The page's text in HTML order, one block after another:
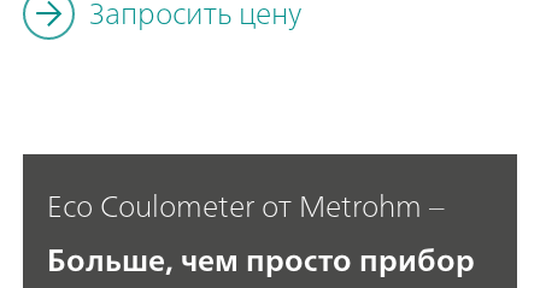
Запросить цену
Eco Coulometer от Metrohm –
Больше, чем просто прибор